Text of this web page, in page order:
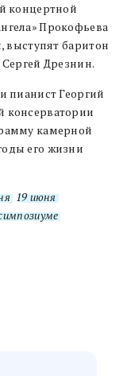
концертной
Прокофьева
выступят баритон
Дрезнин.
пианист Георгий
консерватории
камерной
его жизни
, 19 июня.
.